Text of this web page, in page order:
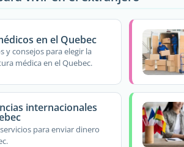
en el Quebec
y consejos para elegir la
médica en el Quebec.
internacionales
para enviar dinero